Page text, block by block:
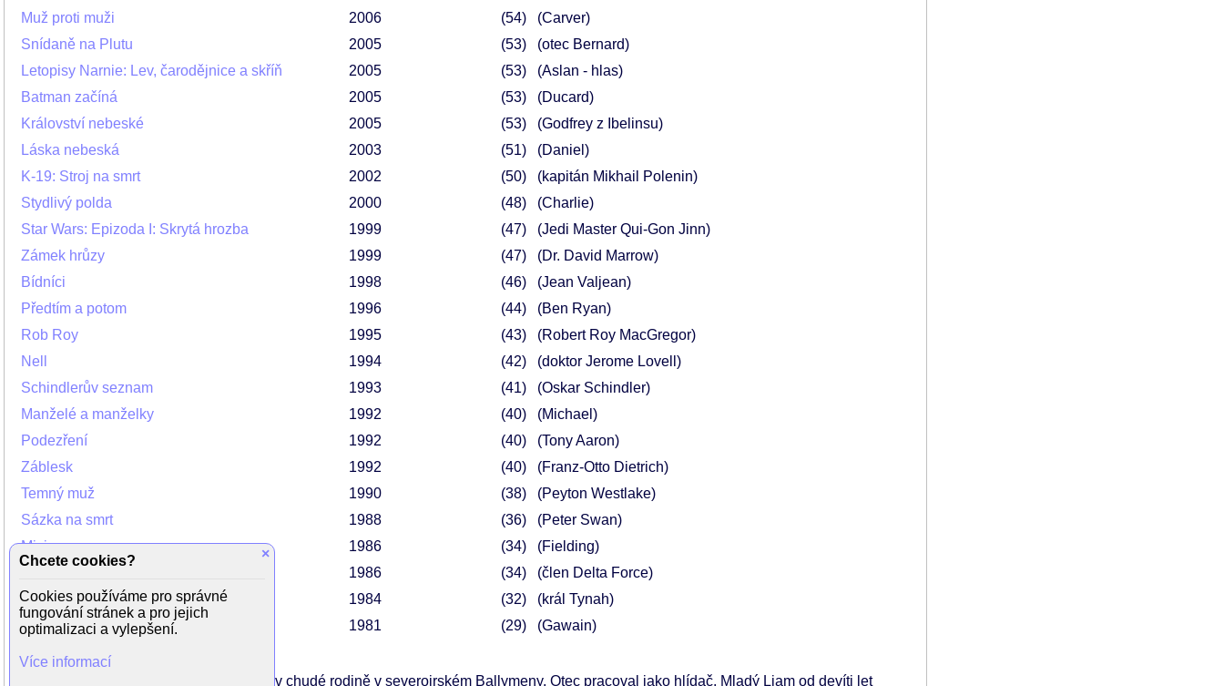
Muž proti muži
2006 54
(Carver)
Snídaně na Plutu
2005 53
(otec Bernard)
Letopisy Narnie: Lev, čarodějnice a skříň
2005 53
(Aslan - hlas)
Batman začíná
2005 53
(Ducard)
Království nebeské
2005 53
(Godfrey z Ibelinsu)
Láska nebeská
2003 51
(Daniel)
K-19: Stroj na smrt
2002 50
(kapitán Mikhail Polenin)
Stydlivý polda
2000 48
(Charlie)
Star Wars: Epizoda I: Skrytá hrozba
1999 47
(Jedi Master Qui-Gon Jinn)
Zámek hrůzy
1999 47
(Dr. David Marrow)
Bídníci
1998 46
(Jean Valjean)
Předtím a potom
1996 44
(Ben Ryan)
Rob Roy
1995 43
(Robert Roy MacGregor)
Nell
1994 42
(doktor Jerome Lovell)
Schindlerův seznam
1993 41
(Oskar Schindler)
Manželé a manželky
1992 40
(Michael)
Podezření
1992 40
(Tony Aaron)
Záblesk
1992 40
(Franz-Otto Dietrich)
Temný muž
1990 38
(Peyton Westlake)
Sázka na smrt
1988 36
(Peter Swan)
Misie
1986 34
(Fielding)
1986 34
(člen Delta Force)
Bounty
1984 32
(král Tynah)
Excalibur
1981 29 (Gawain)
Liam Neeson se narodil 7. června 1952 v chudé rodině v severoirském Ballymeny. Otec pracoval jako hlídač. Mladý Liam od devíti let
×
Chcete cookies?
Cookies používáme pro správné
fungování stránek a pro jejich
optimalizaci a vylepšení.
Více informací